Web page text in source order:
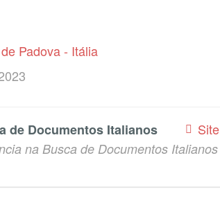
Padova - Itália
Site
de Documentos Italianos
na Busca de Documentos Italianos